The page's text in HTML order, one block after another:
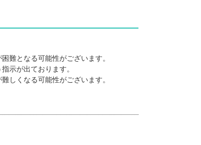
難となる可能性がございます。
示が出ております。
しくなる可能性がございます。